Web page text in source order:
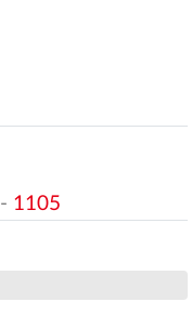
- 1105